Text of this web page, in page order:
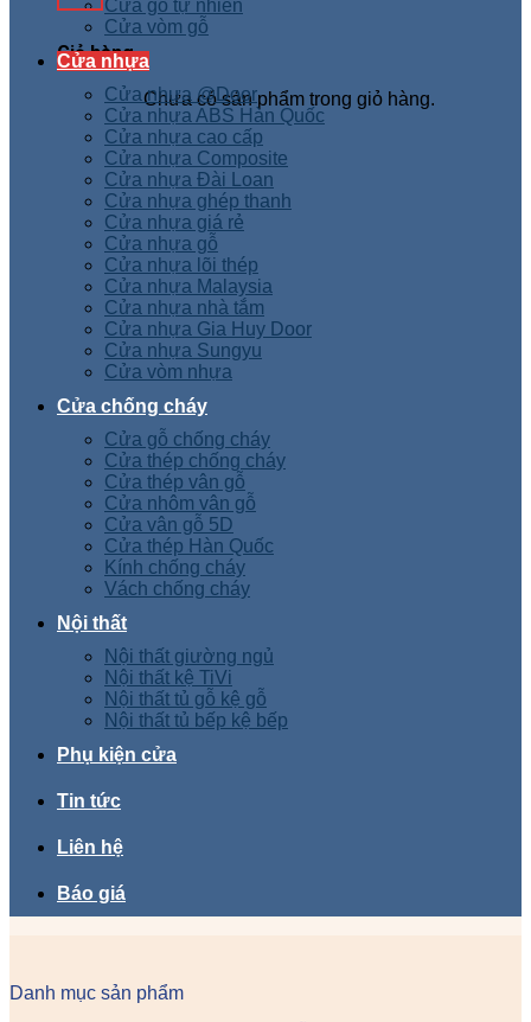
Giỏ hàng
Chưa có sản phẩm trong giỏ hàng.
Cửa gỗ tự nhiên
Cửa vòm gỗ
Cửa nhựa
Cửa nhựa @Door
Cửa nhựa ABS Hàn Quốc
Cửa nhựa cao cấp
Cửa nhựa Composite
Cửa nhựa Đài Loan
Cửa nhựa ghép thanh
Cửa nhựa giá rẻ
Cửa nhựa gỗ
Cửa nhựa lõi thép
Cửa nhựa Malaysia
Cửa nhựa nhà tắm
Cửa nhựa Gia Huy Door
Cửa nhựa Sungyu
Cửa vòm nhựa
Cửa chống cháy
Cửa gỗ chống cháy
Cửa thép chống cháy
Cửa thép vân gỗ
Cửa nhôm vân gỗ
Cửa vân gỗ 5D
Cửa thép Hàn Quốc
Kính chống cháy
Vách chống cháy
Nội thất
Nội thất giường ngủ
Nội thất kệ TiVi
Nội thất tủ gỗ kệ gỗ
Nội thất tủ bếp kệ bếp
Phụ kiện cửa
Tin tức
Liên hệ
Báo giá
Danh mục sản phẩm